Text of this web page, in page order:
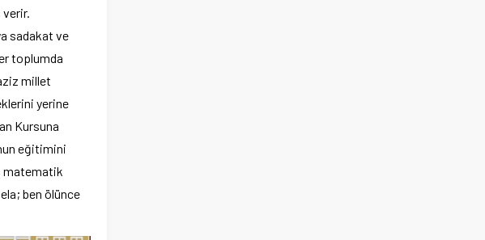
verir.
sadakat ve
toplumda
millet
yerine
Kursuna
eğitimini
matematik
ben ölünce